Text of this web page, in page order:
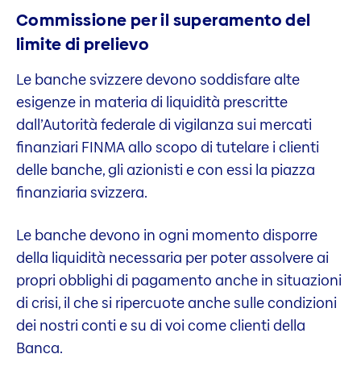
Commissione per il superamento del
limite di prelievo
Le banche svizzere devono soddisfare alte
esigenze in materia di liquidità prescritte
dall’Autorità federale di vigilanza sui mercati
finanziari FINMA allo scopo di tutelare i clienti
delle banche, gli azionisti e con essi la piazza
finanziaria svizzera.
Le banche devono in ogni momento disporre
della liquidità necessaria per poter assolvere ai
propri obblighi di pagamento anche in situazioni
di crisi, il che si ripercuote anche sulle condizioni
dei nostri conti e su di voi come clienti della
Banca.